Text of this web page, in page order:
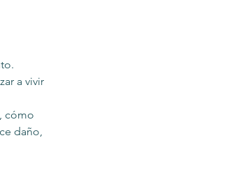
a vivir
cómo
daño,